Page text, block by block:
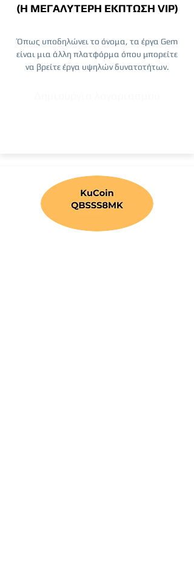
(Η ΜΕΓΑΛΥΤΕΡΗ ΕΚΠΤΩΣΗ VIP)
Όπως υποδηλώνει το όνομα, τα έργα Gem
είναι μια άλλη πλατφόρμα όπου μπορείτε
να βρείτε έργα υψηλών δυνατοτήτων.